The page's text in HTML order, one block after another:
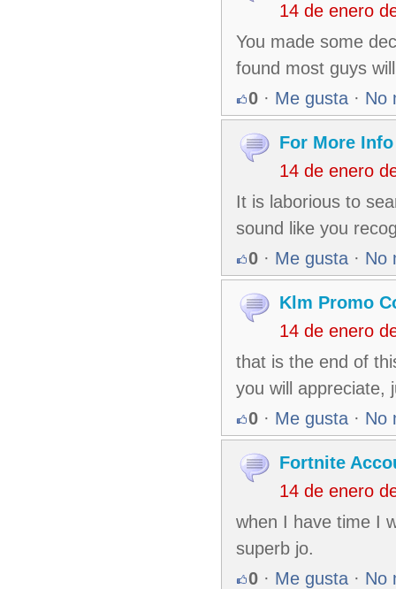
14 de enero
You made some
found most guys
0 · Me gusta · No
For More Info
14 de enero
It is laborious to
sound like you
0 · Me gusta · No
Klm Promo
14 de enero
that is the end of
you will appreciate,
0 · Me gusta · No
Fortnite
14 de enero
when I have time I
superb jo.
0 · Me gusta · No